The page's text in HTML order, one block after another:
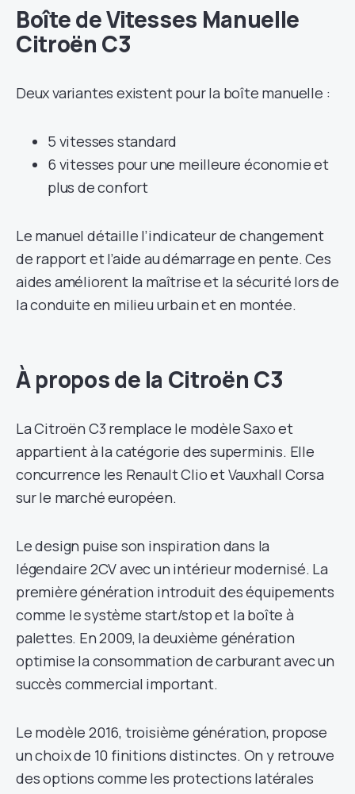
Boîte de Vitesses Manuelle
Citroën C3
Deux variantes existent pour la boîte manuelle :
5 vitesses standard
6 vitesses pour une meilleure économie et
plus de confort
Le manuel détaille l’indicateur de changement
de rapport et l’aide au démarrage en pente. Ces
aides améliorent la maîtrise et la sécurité lors de
la conduite en milieu urbain et en montée.
À propos de la Citroën C3
La Citroën C3 remplace le modèle Saxo et
appartient à la catégorie des superminis. Elle
concurrence les Renault Clio et Vauxhall Corsa
sur le marché européen.
Le design puise son inspiration dans la
légendaire 2CV avec un intérieur modernisé. La
première génération introduit des équipements
comme le système start/stop et la boîte à
palettes. En 2009, la deuxième génération
optimise la consommation de carburant avec un
succès commercial important.
Le modèle 2016, troisième génération, propose
un choix de 10 finitions distinctes. On y retrouve
des options comme les protections latérales